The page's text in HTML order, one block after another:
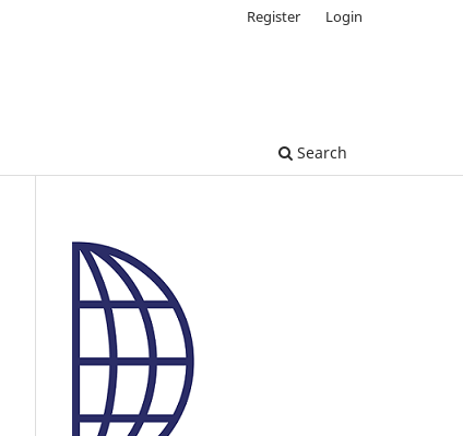
Search
Register Login